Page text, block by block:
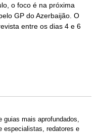
o foco é na próxima
GP do Azerbaijão. O
entre os dias 4 e 6
mais aprofundados,
especialistas, redatores e